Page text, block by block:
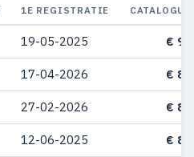
1E REGISTRATIE
19-05-2025 €
17-04-2026 €
27-02-2026 €
12-06-2025 €